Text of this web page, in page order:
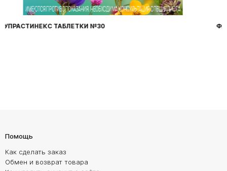
ФАРИНГОСЕПТ ТАБЛЕТКИ №20
Помощь
Как сделать заказ
Обмен и возврат товара